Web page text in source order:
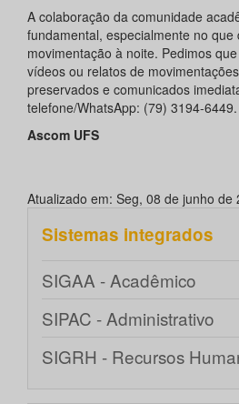
A colaboração da comunidade
fundamental, especialmente no que
movimentação à noite. Pedimos
vídeos ou relatos de
preservados e comunicados
telefone/WhatsApp: (79) 3194-6449.
Ascom UFS
Atualizado em: Seg, 08 de junho de
Sistemas integrados
SIGAA - Acadêmico
SIPAC - Administrativo
SIGRH - Recursos